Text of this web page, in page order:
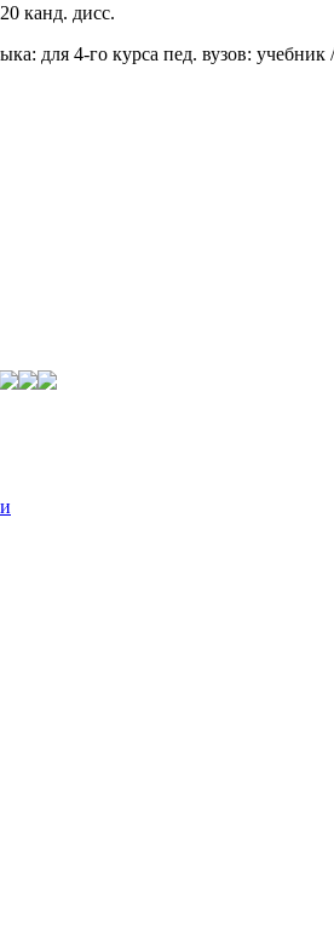
канд. дисс.
для 4-го курса пед. вузов: